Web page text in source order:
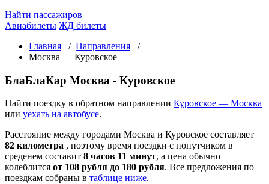
Найти пассажиров
Авиабилеты ЖД билеты
Главная / Направления /
Москва — Куровское
БлаБлаКар Москва - Куровское
Найти поездку в обратном направлении Куровское — Москва
или уехать на автобусе.
Расстояние между городами Москва и Куровское составляет
82 километра , поэтому время поездки с попутчиком в
среденем составит 8 часов 11 минут, а цена обычно
колеблится от 108 рубля до 180 рубля. Все предложения по
поездкам собраны в таблице ниже.